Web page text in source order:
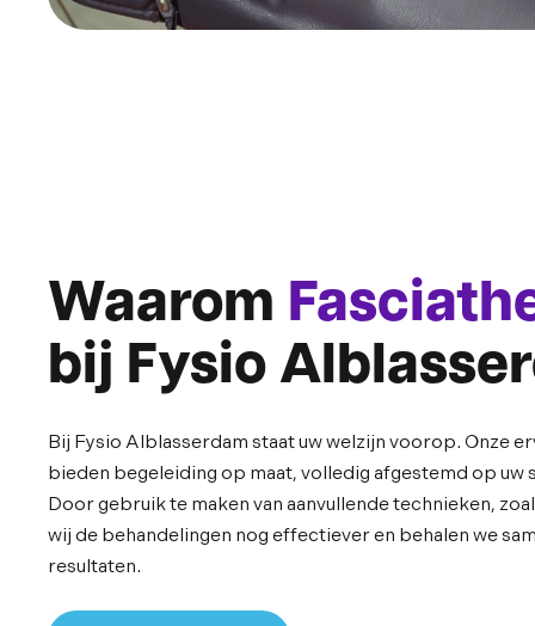
Waarom
bij Fysio
Bij Fysio Alblasserdam staat uw welzijn voorop. Onze
bieden begeleiding op maat, volledig afgestemd op uw
Door gebruik te maken van aanvullende technieken,
wij de behandelingen nog effectiever en behalen we
resultaten.